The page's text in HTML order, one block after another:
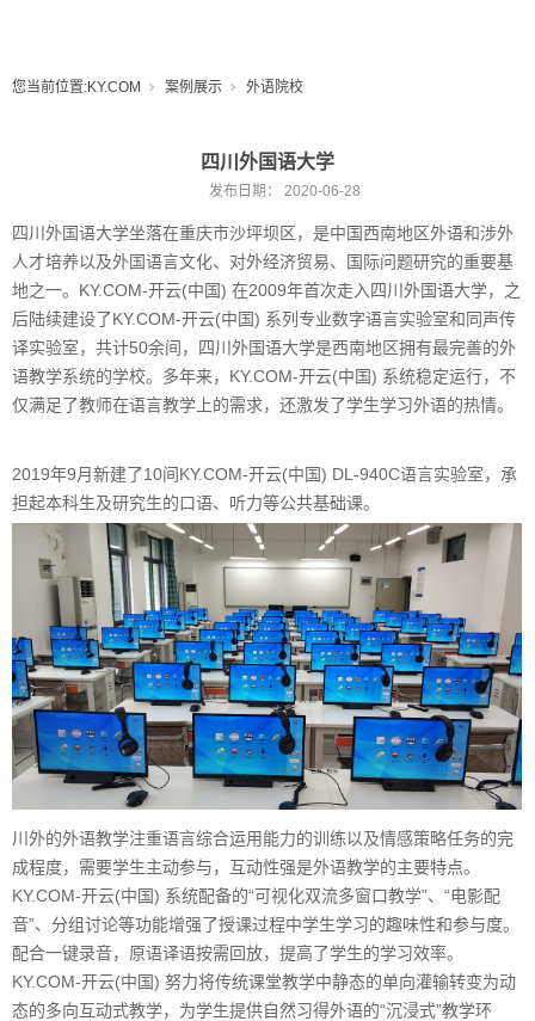
您当前位置:KY.COM 案例展示 外语院校
四川外国语大学
发布日期： 2020-06-28
四川外国语大学坐落在重庆市沙坪坝区，是中国西南地区外语和涉外
人才培养以及外国语言文化、对外经济贸易、国际问题研究的重要基
地之一。KY.COM-开云(中国) 在2009年首次走入四川外国语大学，之
后陆续建设了KY.COM-开云(中国) 系列专业数字语言实验室和同声传
译实验室，共计50余间，四川外国语大学是西南地区拥有最完善的外
语教学系统的学校。多年来，KY.COM-开云(中国) 系统稳定运行，不
仅满足了教师在语言教学上的需求，还激发了学生学习外语的热情。
2019年9月新建了10间KY.COM-开云(中国) DL-940C语言实验室，承
担起本科生及研究生的口语、听力等公共基础课。
川外的外语教学注重语言综合运用能力的训练以及情感策略任务的完
成程度，需要学生主动参与，互动性强是外语教学的主要特点。
KY.COM-开云(中国) 系统配备的“可视化双流多窗口教学”、“电影配
音”、分组讨论等功能增强了授课过程中学生学习的趣味性和参与度。
配合一键录音，原语译语按需回放，提高了学生的学习效率。
KY.COM-开云(中国) 努力将传统课堂教学中静态的单向灌输转变为动
态的多向互动式教学，为学生提供自然习得外语的“沉浸式”教学环